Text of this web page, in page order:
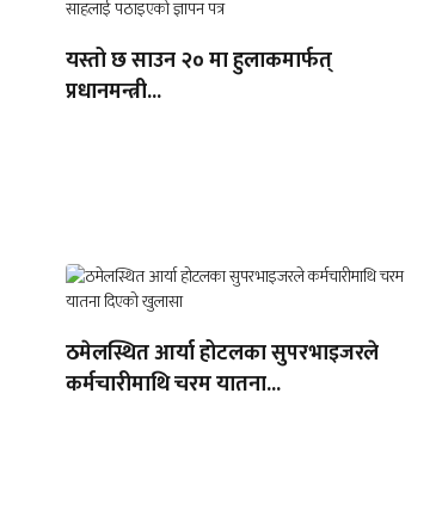
यस्तो छ साउन २० मा हुलाकमार्फत्
प्रधानमन्त्री...
ठमेलस्थित आर्या होटलका सुपरभाइजरले
कर्मचारीमाथि चरम यातना...